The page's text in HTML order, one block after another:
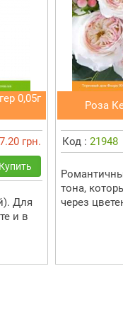
0,05г
7.20 грн.
Купить
Для
и в
Роза
Код : 21948
тона,
через